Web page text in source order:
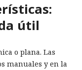
útil
o plana. Las
manuales y en la